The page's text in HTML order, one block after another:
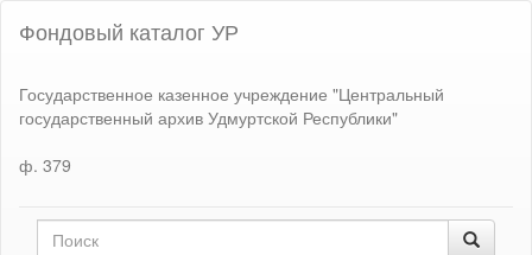
Фондовый каталог УР
Государственное казенное учреждение "Центральный
государственный архив Удмуртской Республики"
ф. 379